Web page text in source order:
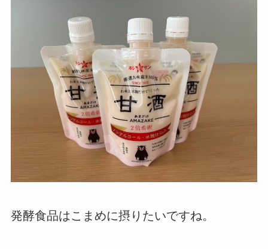
発酵食品はこまめに摂りたいですね。